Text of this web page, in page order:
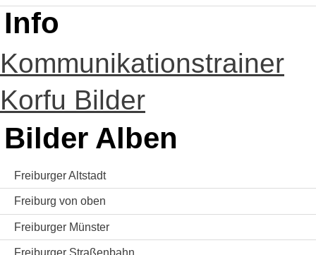
Info
Kommunikationstrainer
Korfu Bilder
Bilder Alben
Freiburger Altstadt
Freiburg von oben
Freiburger Münster
Freiburger Straßenbahn